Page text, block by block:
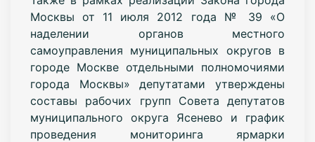
Москвы от 11 июля 2012 года № 39 «О
наделении органов местного
самоуправления муниципальных округов в
городе Москве отдельными полномочиями
города Москвы» депутатами утверждены
составы рабочих групп Совета депутатов
муниципального округа Ясенево и график
проведения мониторинга ярмарки